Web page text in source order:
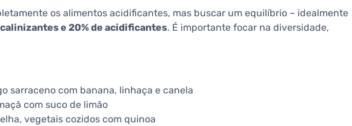
os alimentos acidificantes, mas buscar um equilíbrio – idealmente
e 20% de acidificantes. É importante focar na diversidade,
sarraceno com banana, linhaça e canela
com suco de limão
vegetais cozidos com quinoa